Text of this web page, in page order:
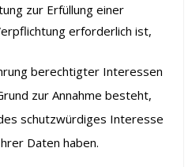
zur Erfüllung einer
erforderlich ist,
berechtigter Interessen
zur Annahme besteht,
schutzwürdiges Interesse
Daten haben.